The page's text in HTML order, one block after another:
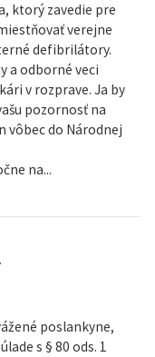
ktorý zavedie pre
verejne
defibrilátory.
a odborné veci
v rozprave. Ja by
pozornosť na
vôbec do Národnej
na...
poslankyne,
s § 80 ods. 1